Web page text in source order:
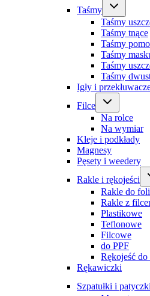
Taśmy
Taśmy
Taśmy tnące
Taśmy
Taśmy
Taśmy
Taśmy
Igły i
Filce
Na rolce
Na wymiar
Kleje i podkłady
Magnesy
Pęsety i weedery
Rakle i rękojeści
Rakle do
Rakle z
Plastikowe
Teflonowe
Filcowe
do PPF
Rękojeść do
Rękawiczki
Szpatułki i patyczki